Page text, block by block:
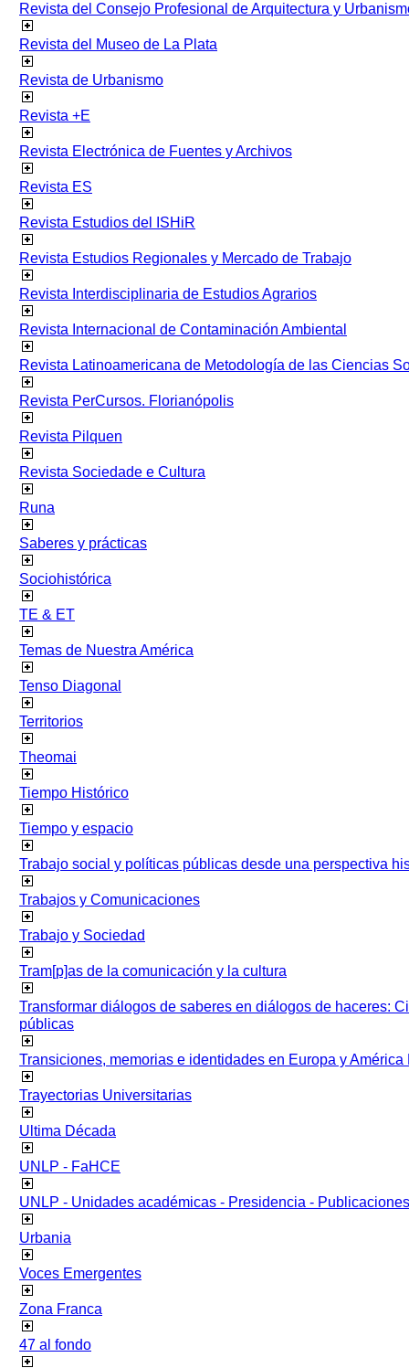
Revista del Consejo Profesional de Arquitectura y
Revista del Museo de La Plata
Revista de Urbanismo
Revista +E
Revista Electrónica de Fuentes y Archivos
Revista ES
Revista Estudios del ISHiR
Revista Estudios Regionales y Mercado de Trabajo
Revista Interdisciplinaria de Estudios Agrarios
Revista Internacional de Contaminación Ambiental
Revista Latinoamericana de Metodología de las Ciencias
Revista PerCursos. Florianópolis
Revista Pilquen
Revista Sociedade e Cultura
Runa
Saberes y prácticas
Sociohistórica
TE & ET
Temas de Nuestra América
Tenso Diagonal
Territorios
Theomai
Tiempo Histórico
Tiempo y espacio
Trabajo social y políticas públicas desde una perspectiva
Trabajos y Comunicaciones
Trabajo y Sociedad
Tram[p]as de la comunicación y la cultura
Transformar diálogos de saberes en diálogos de haceres:
públicas
Transiciones, memorias e identidades en Europa y América
Trayectorias Universitarias
Ultima Década
UNLP - FaHCE
UNLP - Unidades académicas - Presidencia - Publicaciones
Urbania
Voces Emergentes
Zona Franca
47 al fondo